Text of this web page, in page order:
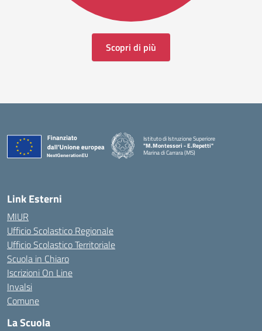
Scopri di più
Istituto di Istruzione Superiore
"M.Montessori - E.Repetti"
Marina di Carrara (MS)
Link Esterni
MIUR
Ufficio Scolastico Regionale
Ufficio Scolastico Territoriale
Scuola in Chiaro
Iscrizioni On Line
Invalsi
Comune
La Scuola